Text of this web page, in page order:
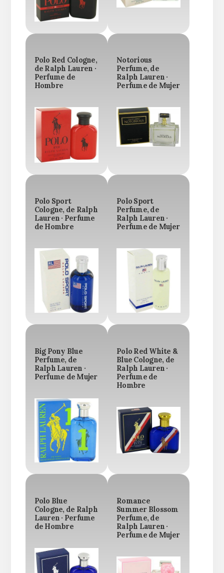
Polo Red Cologne,
de Ralph Lauren ·
Perfume de
Hombre
Notorious
Perfume, de
Ralph Lauren ·
Perfume de Mujer
Polo Sport
Cologne, de Ralph
Lauren · Perfume
de Hombre
Polo Sport
Perfume, de
Ralph Lauren ·
Perfume de Mujer
Big Pony Blue
Perfume, de
Ralph Lauren ·
Perfume de Mujer
Polo Red White &
Blue Cologne, de
Ralph Lauren ·
Perfume de
Hombre
Polo Blue
Cologne, de Ralph
Lauren · Perfume
de Hombre
Romance
Summer Blossom
Perfume, de
Ralph Lauren ·
Perfume de Mujer